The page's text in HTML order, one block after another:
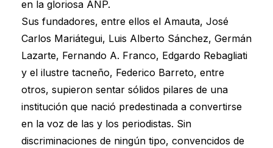
en la gloriosa ANP.
Sus fundadores, entre ellos el Amauta, José
Carlos Mariátegui, Luis Alberto Sánchez, Germán
Lazarte, Fernando A. Franco, Edgardo Rebagliati
y el ilustre tacneño, Federico Barreto, entre
otros, supieron sentar sólidos pilares de una
institución que nació predestinada a convertirse
en la voz de las y los periodistas. Sin
discriminaciones de ningún tipo, convencidos de